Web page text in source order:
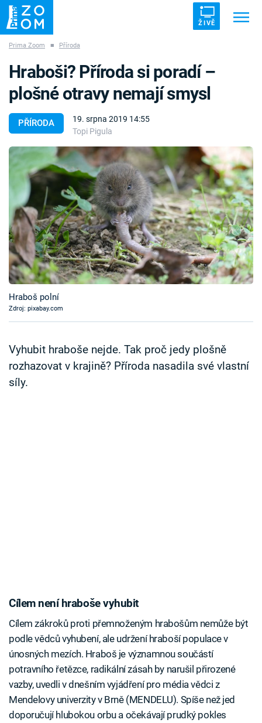
ŽIVĚ
ZÁHADY VETŘELCI DÁVNOVĚKU
Témata
Témata
Pořady
TV Program
Časopis
Sledujte prima+
Sledujte nás
Prima Zoom ■ Příroda
PŘÍRODA
19. srpna 2019 14:55
Topi Pigula
Hraboši? Příroda si poradí –
plošné otravy nemají smysl
Hraboš polní
Zdroj: pixabay.com
Vyhubit hraboše nejde. Tak proč jedy plošně
rozhazovat v krajině? Příroda nasadila své vlastní
síly.
Cílem není hraboše vyhubit
Cílem zákroků proti přemnoženým hrabošům nemůže být
podle vědců vyhubení, ale udržení hraboší populace v
únosných mezích. Hraboš je významnou součástí
potravního řetězce, radikální zásah by narušil přirozené
vazby, uvedli v dnešním vyjádření pro média vědci z
Mendelovy univerzity v Brně (MENDELU). Spíše než jed
doporučují hlubokou orbu a očekávají prudký pokles